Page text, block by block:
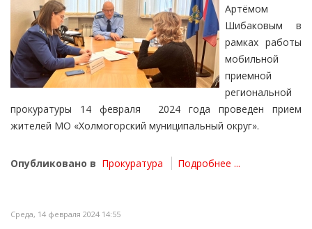
Артёмом
Шибаковым в
рамках работы
мобильной
приемной
региональной
прокуратуры 14 февраля 2024 года проведен прием
жителей МО «Холмогорский муниципальный округ».
Опубликовано в Прокуратура Подробнее ...
Среда, 14 февраля 2024 14:55